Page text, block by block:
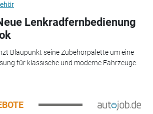
Lenkradfernbedienung
Blaupunkt seine Zubehörpalette um eine
für klassische und moderne Fahrzeuge.